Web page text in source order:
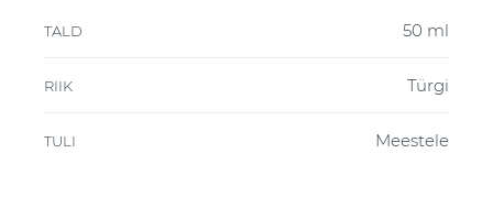
TALD 50 ml
RIIK Türgi
TULI Meestele